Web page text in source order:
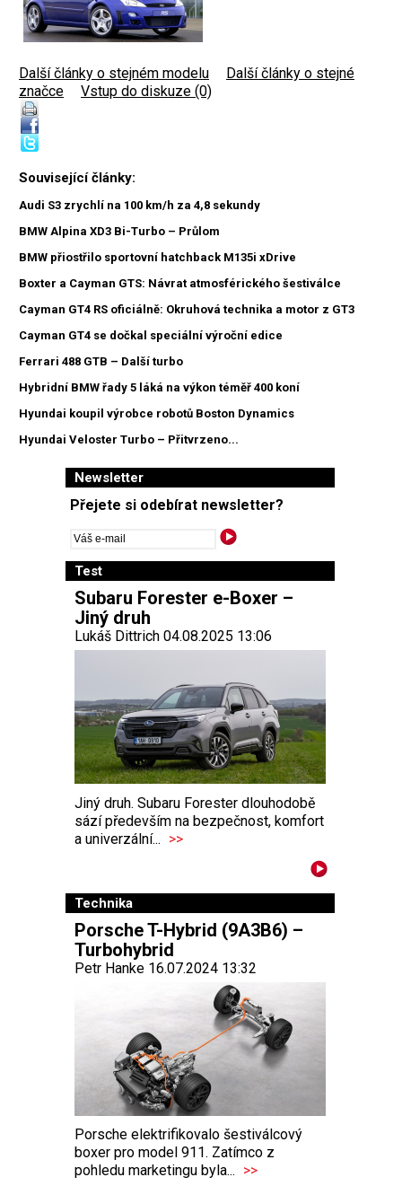
Další články o stejném modelu
Další články o stejné
značce
Vstup do diskuze (0)
Související články:
Audi S3 zrychlí na 100 km/h za 4,8 sekundy
BMW Alpina XD3 Bi-Turbo – Průlom
BMW přiostřilo sportovní hatchback M135i xDrive
Boxter a Cayman GTS: Návrat atmosférického šestiválce
Cayman GT4 RS oficiálně: Okruhová technika a motor z GT3
Cayman GT4 se dočkal speciální výroční edice
Ferrari 488 GTB – Další turbo
Hybridní BMW řady 5 láká na výkon téměř 400 koní
Hyundai koupil výrobce robotů Boston Dynamics
Hyundai Veloster Turbo – Přitvrzeno...
Newsletter
Přejete si odebírat newsletter?
Test
Subaru Forester e-Boxer –
Jiný druh
Lukáš Dittrich 04.08.2025 13:06
Jiný druh. Subaru Forester dlouhodobě
sází především na bezpečnost, komfort
a univerzální... >>
Technika
Porsche T-Hybrid (9A3B6) –
Turbohybrid
Petr Hanke 16.07.2024 13:32
Porsche elektrifikovalo šestiválcový
boxer pro model 911. Zatímco z
pohledu marketingu byla... >>